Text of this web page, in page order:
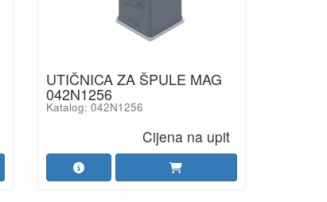
UTIČNICA ZA ŠPULE MAG
042N1256
Katalog: 042N1256
Cijena na upit